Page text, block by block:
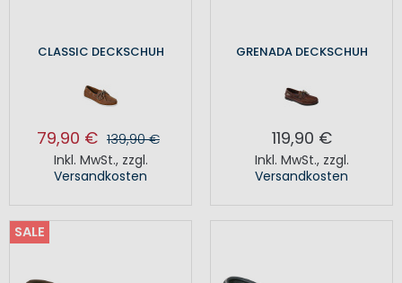
CLASSIC DECKSCHUH
79,90 € 139,90 €
Inkl. MwSt., zzgl.
Versandkosten
GRENADA DECKSCHUH
119,90 €
Inkl. MwSt., zzgl.
Versandkosten
SALE